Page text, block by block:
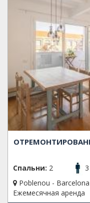
Спальни: 2 3
Poblenou - Barcelona
Ежемесячная аренда